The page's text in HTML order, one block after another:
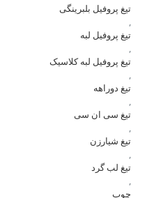
تیغ پروفیل بلبرینگی
,
تیغ پروفیل لبه
,
تیغ پروفیل لبه کلاسیک
,
تیغ دوراهه
,
تیغ سی ان سی
,
تیغ شیارزن
,
تیغ لب گرد
,
چوب